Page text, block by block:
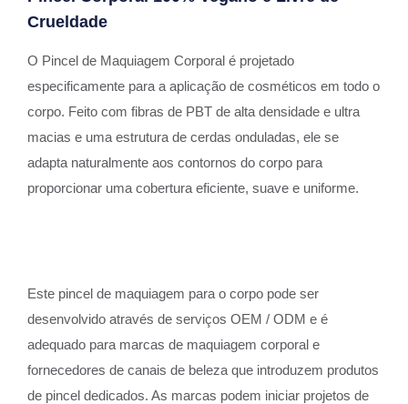
Crueldade
O Pincel de Maquiagem Corporal é projetado
especificamente para a aplicação de cosméticos em todo o
corpo. Feito com fibras de PBT de alta densidade e ultra
macias e uma estrutura de cerdas onduladas, ele se
adapta naturalmente aos contornos do corpo para
proporcionar uma cobertura eficiente, suave e uniforme.
Este pincel de maquiagem para o corpo pode ser
desenvolvido através de serviços OEM / ODM e é
adequado para marcas de maquiagem corporal e
fornecedores de canais de beleza que introduzem produtos
de pincel dedicados. As marcas podem iniciar projetos de